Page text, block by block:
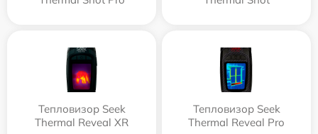
Тепловизор Seek
Thermal Reveal XR
Тепловизор Seek
Thermal Reveal Pro